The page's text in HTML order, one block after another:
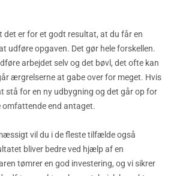
det er for et godt resultat, at du får en
udføre opgaven. Det gør hele forskellen.
arbejdet selv og det bøvl, det ofte kan
ærgrelserne at gabe over for meget. Hvis
stå for en ny udbygning og det går op for
omfattende end antaget.
vil du i de fleste tilfælde også
bliver bedre ved hjælp af en
tømrer en god investering, og vi sikrer